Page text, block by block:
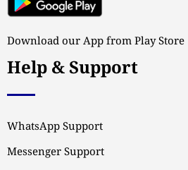
Download our App from Play Store
Help & Support
WhatsApp Support
Messenger Support